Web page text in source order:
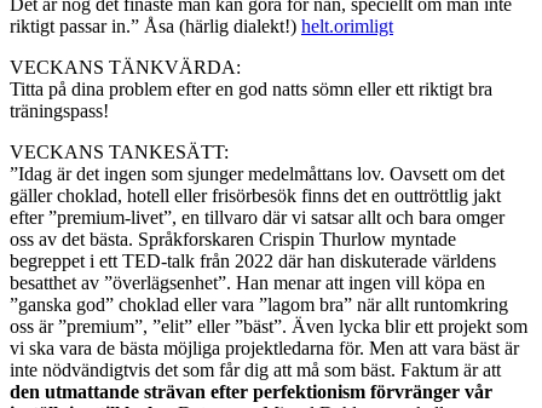
riktigt passar in.” Åsa (härlig dialekt!) helt.orimligt
VECKANS TÄNKVÄRDA:
Titta på dina problem efter en god natts sömn eller ett riktigt bra
träningspass!
VECKANS TANKESÄTT:
”Idag är det ingen som sjunger medelmåttans lov. Oavsett om det
gäller choklad, hotell eller frisörbesök finns det en outtröttlig jakt
efter ”premium-livet”, en tillvaro där vi satsar allt och bara omger
oss av det bästa. Språkforskaren Crispin Thurlow myntade
begreppet i ett TED-talk från 2022 där han diskuterade världens
besatthet av ”överlägsenhet”. Han menar att ingen vill köpa en
”ganska god” choklad eller vara ”lagom bra” när allt runtomkring
oss är ”premium”, ”elit” eller ”bäst”. Även lycka blir ett projekt som
vi ska vara de bästa möjliga projektledarna för. Men att vara bäst är
inte nödvändigtvis det som får dig att må som bäst. Faktum är att
den utmattande strävan efter perfektionism förvränger vår